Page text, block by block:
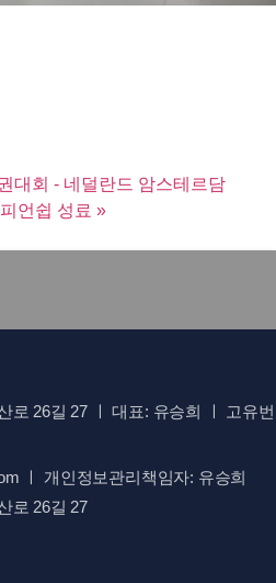
대회 - 네덜란드 암스테르담
언쉽 성료 »
로 26길 27 ㅣ 대표: 유승희 ㅣ 고유번
ㅣ 개인정보관리책임자: 유승희
로 26길 27